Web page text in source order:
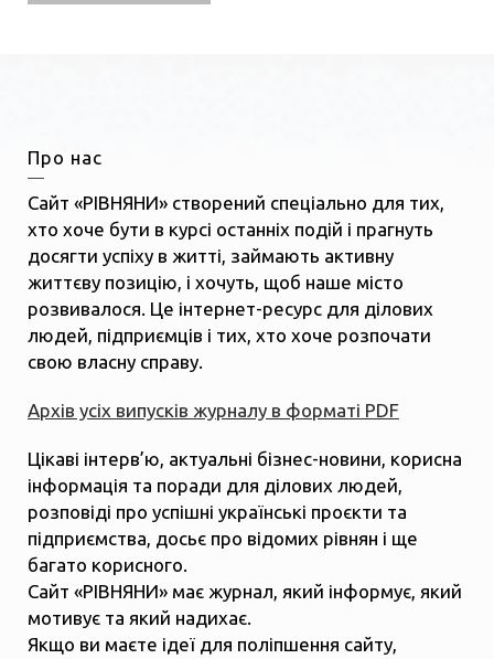
Про нас
Сайт «РІВНЯНИ» створений спеціально для тих,
хто хоче бути в курсі останніх подій і прагнуть
досягти успіху в житті, займають активну
життєву позицію, і хочуть, щоб наше місто
розвивалося. Це інтернет-ресурс для ділових
людей, підприємців і тих, хто хоче розпочати
свою власну справу.
Архів усіх випусків журналу в форматі PDF
Цікаві інтерв’ю, актуальні бізнес-новини, корисна
інформація та поради для ділових людей,
розповіді про успішні українські проєкти та
підприємства, досьє про відомих рівнян і ще
багато корисного.
Сайт «РІВНЯНИ» має журнал, який інформує, який
мотивує та який надихає.
Якщо ви маєте ідеї для поліпшення сайту,